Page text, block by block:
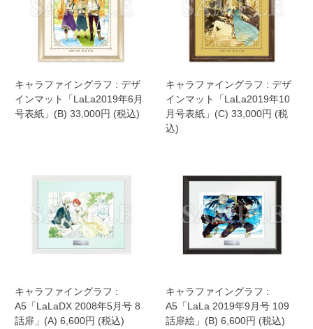
キャラファイングラフ : デザ
インマット「LaLa2019年6月
号表紙」(B) 33,000円 (税込)
キャラファイングラフ : デザ
インマット「LaLa2019年10
月号表紙」(C) 33,000円 (税
込)
キャラファイングラフ :
A5「LaLaDX 2008年5月号 8
話扉」(A) 6,600円 (税込)
キャラファイングラフ :
A5「LaLa 2019年9月号 109
話扉絵」(B) 6,600円 (税込)